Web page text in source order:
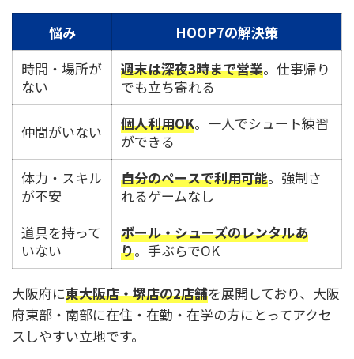
悩み
HOOP7の解決策
時間・場所が
ない
週末は深夜3時まで営業。仕事帰り
でも立ち寄れる
仲間がいない 個人利用OK。一人でシュート練習
ができる
体力・スキル
が不安
自分のペースで利用可能。強制さ
れるゲームなし
道具を持って
いない
ボール・シューズのレンタルあ
り。手ぶらでOK
大阪府に東大阪店・堺店の2店舗を展開しており、大阪
府東部・南部に在住・在勤・在学の方にとってアクセ
スしやすい立地です。